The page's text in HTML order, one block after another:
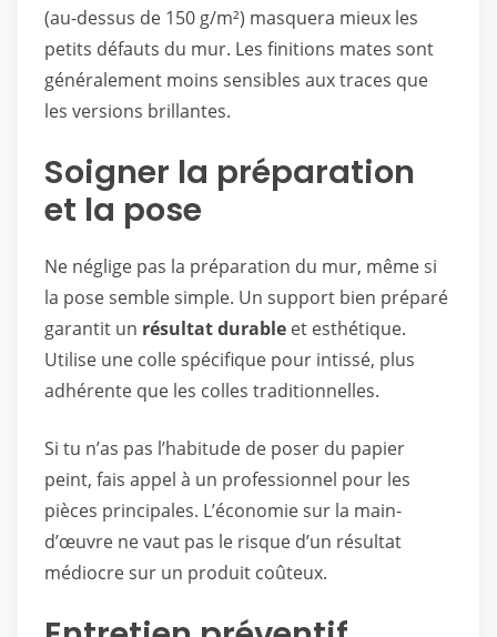
(au-dessus de 150 g/m²) masquera mieux les
petits défauts du mur. Les finitions mates sont
généralement moins sensibles aux traces que
les versions brillantes.
Soigner la préparation
et la pose
Ne néglige pas la préparation du mur, même si
la pose semble simple. Un support bien préparé
garantit un résultat durable et esthétique.
Utilise une colle spécifique pour intissé, plus
adhérente que les colles traditionnelles.
Si tu n’as pas l’habitude de poser du papier
peint, fais appel à un professionnel pour les
pièces principales. L’économie sur la main-
d’œuvre ne vaut pas le risque d’un résultat
médiocre sur un produit coûteux.